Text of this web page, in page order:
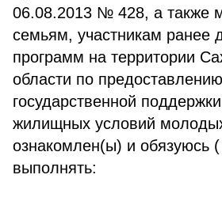
06.08.2013 № 428, а также
семьям, участникам ранее
программ на территории
области по предоставлению
государственной
жилищных условий
ознакомлен(ы) и обязуюсь
выполнять: